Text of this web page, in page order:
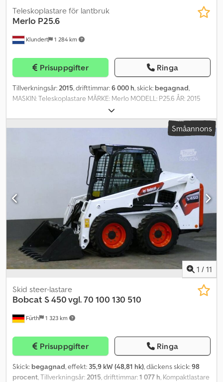
Klundert 1 284 km
Teleskoplastare för lantbruk
Merlo P25.6
Prisuppgifter Ringa
Tillverkningsår:2015, drifttimmar:6 000 h, skick: begagnad,
MASKIN: Teleskoplastare MÄRKE: Merlo MODELL: P25.6 ÅR: 2015
MOTOR: Diesel DRIFTTIMMAR: 6000 VÄXELLÅDA: Automatisk
DRIVNING: 4X4X4 MAST: Teleskopisk KAPACITET: 2500 kg
LYFTHÖJD: 5,9 m DÄCK: Bra SKICK: Normalt ID: 43307 = Ytterligare
Användningsområde: Byggnation Tekniska uppgifter Antal
cylindrar: 4 Bränsletyp: Diesel Drivning: Hjul Vikter Egenvikt: 4 750
kg Lastkapacitet: 2 500 kg Totalvikt: 7 250 kg Skick Allmänt skick:
Bra Tekniskt skick: Bra Csdewd Ewvopfx Aa Tsrf Optiskt skick: Bra
Ekonomisk information Pris: På förfrågan Ytterligare information
Kontakta Corne van Dueren den Hollander eller Roland för mer
Småannons
1 / 11
Fürth 1 323 km
Skid steer-lastare
Bobcat S 450 vgl. 70 100 130 510
Prisuppgifter Ringa
Skick: begagnad, effekt: 35,9 kW (48,81 hk), däckens skick:98
procent, Tillverkningsår:2015, drifttimmar:1 077 h, Kompaktlastare